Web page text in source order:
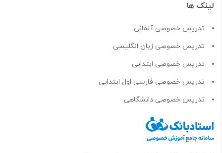
لینک ها
تدریس خصوصی آلمانی
تدریس خصوصی زبان انگلیسی
تدریس خصوصی ابتدایی
تدریس خصوصی فارسی اول ابتدایی
تدریس خصوصی دانشگاهی